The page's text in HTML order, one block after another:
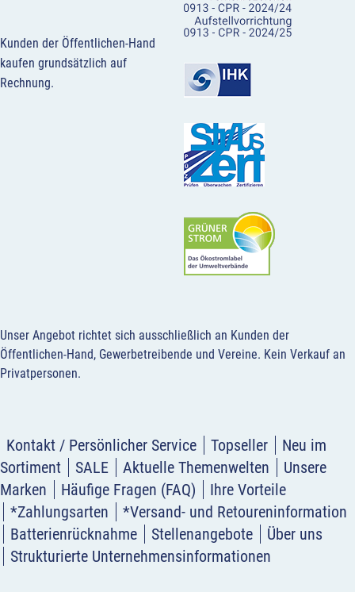
Kunden der Öffentlichen-Hand
kaufen grundsätzlich auf
Rechnung.
Unser Angebot richtet sich ausschließlich an Kunden der
Öffentlichen-Hand, Gewerbetreibende und Vereine. Kein Verkauf an
Privatpersonen.
Kontakt / Persönlicher Service Topseller
Neu im
Sortiment
SALE Aktuelle Themenwelten
Unsere
Marken
Häufige Fragen (FAQ)
Ihre Vorteile
*Zahlungsarten
*Versand- und Retoureninformation
Batterienrücknahme
Stellenangebote
Über uns
Strukturierte Unternehmensinformationen